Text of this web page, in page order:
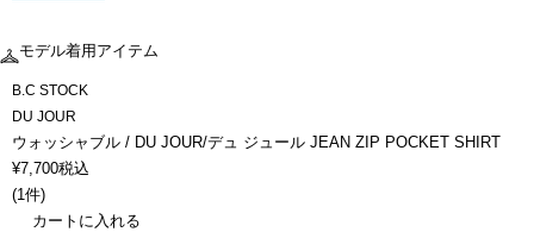
モデル着用アイテム
B.C STOCK
DU JOUR
ウォッシャブル / DU JOUR/デュ ジュール JEAN ZIP POCKET SHIRT
¥7,700税込
(1件)
カートに入れる